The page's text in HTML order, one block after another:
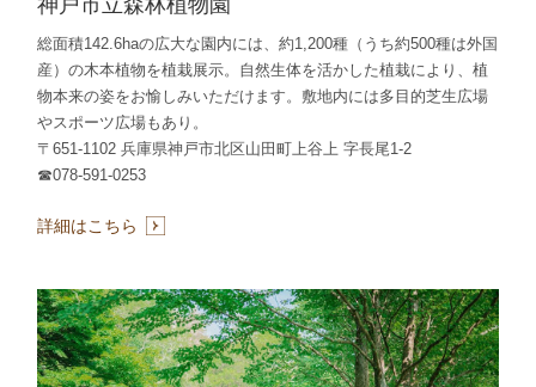
総面積142.6haの広大な園内には、約1,200種（うち約500種は外国
産）の木本植物を植栽展示。自然生体を活かした植栽により、植
物本来の姿をお愉しみいただけます。敷地内には多目的芝生広場
やスポーツ広場もあり。
〒651-1102 兵庫県神戸市北区山田町上谷上 字長尾1-2
☎078-591-0253
詳細はこちら